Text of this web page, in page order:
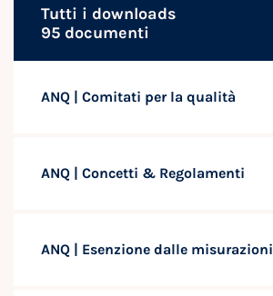
Tutti i downloads
95 documenti
ANQ | Comitati per la qualità
ANQ | Concetti & Regolamenti
ANQ | Esenzione dalle misurazioni